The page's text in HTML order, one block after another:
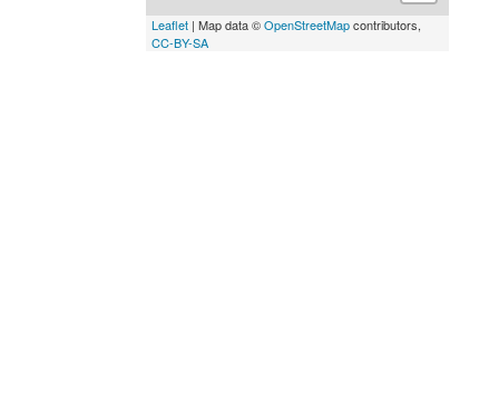
Leaflet| Map data ©OpenStreetMapcontributors,
CC-BY-SA